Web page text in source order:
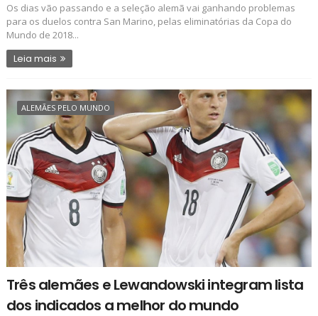
Os dias vão passando e a seleção alemã vai ganhando problemas
para os duelos contra San Marino, pelas eliminatórias da Copa do
Mundo de 2018...
Leia mais
ALEMÃES PELO MUNDO
Três alemães e Lewandowski integram lista
dos indicados a melhor do mundo